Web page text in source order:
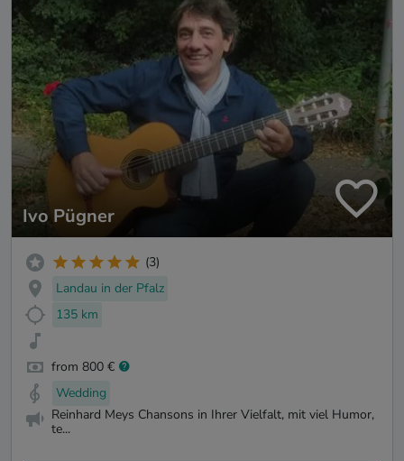
Ivo Pügner
(3)
Landau in der Pfalz
135 km
from 800 €
Wedding
Reinhard Meys Chansons in Ihrer Vielfalt, mit viel Humor,
te...